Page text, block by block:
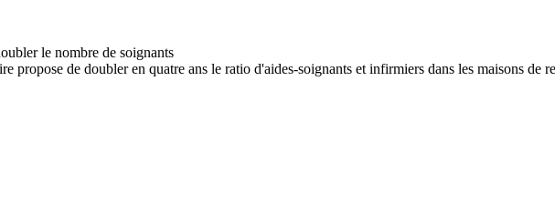
propose de doubler en quatre ans le ratio d'aides-soignants et infirmiers dans les maisons de